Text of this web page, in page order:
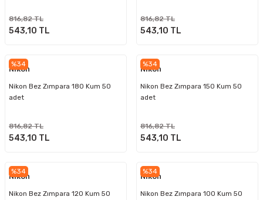
816,82 TL
543,10 TL
816,82 TL
543,10 TL
%34
Nikon
Nikon Bez Zımpara 180 Kum 50
adet
816,82 TL
543,10 TL
%34
Nikon
Nikon Bez Zımpara 150 Kum 50
adet
816,82 TL
543,10 TL
%34
Nikon
Nikon Bez Zımpara 120 Kum 50
%34
Nikon
Nikon Bez Zımpara 100 Kum 50